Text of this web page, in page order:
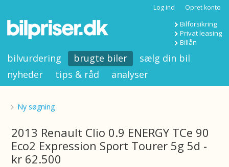
Log ind Opret konto
Bilforsikring
Privat leasing
Billån
bilvurdering brugte biler
sælg din bil
nyheder
tips & råd analyser
Ny søgning
2013 Renault Clio 0.9 ENERGY TCe 90
Eco2 Expression Sport Tourer 5g 5d -
kr 62.500